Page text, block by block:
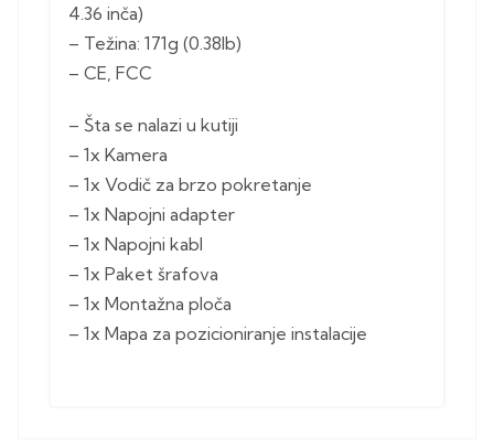
4.36 inča)
– Težina: 171g (0.38lb)
– CE, FCC
– Šta se nalazi u kutiji
– 1x Kamera
– 1x Vodič za brzo pokretanje
– 1x Napojni adapter
– 1x Napojni kabl
– 1x Paket šrafova
– 1x Montažna ploča
– 1x Mapa za pozicioniranje instalacije